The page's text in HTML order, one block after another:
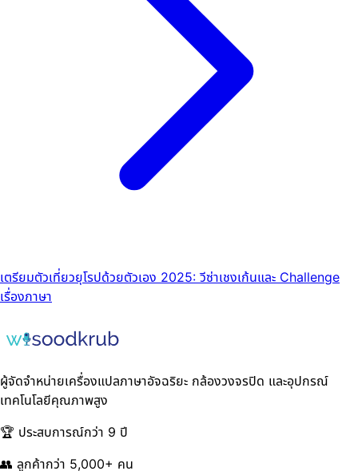
เตรียมตัวเที่ยวยุโรปด้วยตัวเอง 2025: วีซ่าเชงเก้นและ Challenge
เรื่องภาษา
ผู้จัดจำหน่ายเครื่องแปลภาษาอัจฉริยะ กล้องวงจรปิด และอุปกรณ์
เทคโนโลยีคุณภาพสูง
🏆 ประสบการณ์กว่า 9 ปี
👥 ลูกค้ากว่า 5,000+ คน